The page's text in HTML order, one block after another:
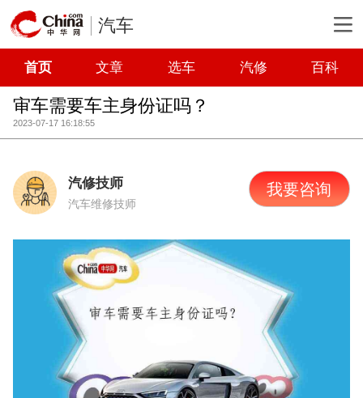
汽车
首页 文章 选车 汽修 百科
审车需要车主身份证吗？
2023-07-17 16:18:55
汽修技师
汽车维修技师
我要咨询